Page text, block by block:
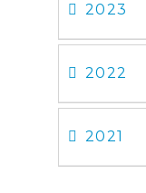
2023
2022
2021